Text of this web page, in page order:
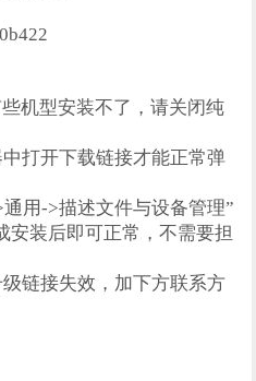
机型安装不了，请关闭纯
打开下载链接才能正常弹
用->描述文件与设备管理”
安装后即可正常，不需要担
链接失效，加下方联系方